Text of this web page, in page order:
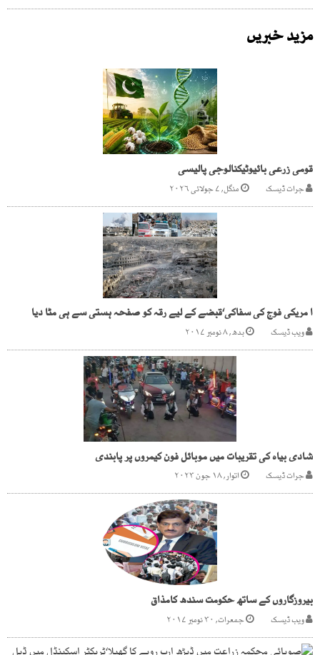
مزید خبریں
قومی زرعی بائیوٹیکنالوجی پالیسی
جرات ڈیسک منگل, ۷ جولائی ۲۰۲۶
ا مریکی فوج کی سفاکی‘قبضے کے لیے رقہ کو صفحہ ہستی سے ہی مٹا دیا
ویب ڈیسک بدھ, ۸ نومبر ۲۰۱۷
شادی بیاہ کی تقریبات میں موبائل فون کیمروں پر پابندی
جرات ڈیسک اتوار, ۱۸ جون ۲۰۲۳
بیروزگاروں کے ساتھ حکومت سندھ کامذاق
ویب ڈیسک جمعرات, ۳۰ نومبر ۲۰۱۷